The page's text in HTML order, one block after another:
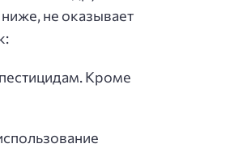
не оказывает
Кроме